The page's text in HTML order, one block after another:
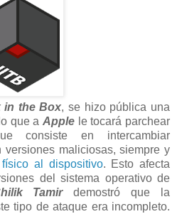
in the Box, se hizo pública una
que aApple le tocará parchear
consiste en intercambiar
maliciosas, siempre y
al dispositivo. Esto afecta
del sistema operativo de
Tamirdemostró que la
tipo de ataque era incompleto.